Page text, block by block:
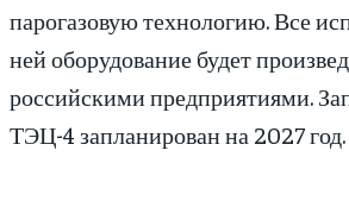
парогазовую технологию. Все
ней оборудование будет
российскими предприятиями.
ТЭЦ-4 запланирован на 2027 год.